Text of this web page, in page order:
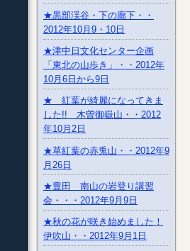
★黒部渓谷・下の廊下・・
2012年10月9・10日
★津中日文化センター企画
「東北の山歩き」・・2012年
10月6日から9日
★ 紅葉が綺麗になってきま
した!! 木曽御嶽山・・2012
年10月2日
★草紅葉の赤兎山・・2012年9
月26日
★豊田 南山の岩登り講習
会・・・2012年9月9日
★秋の花が咲き始めました！
伊吹山・・2012年9月1日